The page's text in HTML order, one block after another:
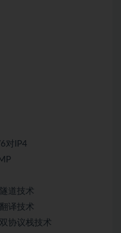
对IP4
道技术
译技术
协议栈技术